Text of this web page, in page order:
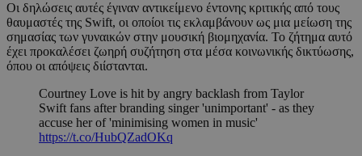
Οι δηλώσεις αυτές έγιναν αντικείμενο έντονης κριτικής από τους
θαυμαστές της Swift, οι οποίοι τις εκλαμβάνουν ως μια μείωση της
σημασίας των γυναικών στην μουσική βιομηχανία. Το ζήτημα αυτό
έχει προκαλέσει ζωηρή συζήτηση στα μέσα κοινωνικής δικτύωσης,
όπου οι απόψεις διίστανται.
Courtney Love is hit by angry backlash from Taylor
Swift fans after branding singer 'unimportant' - as they
accuse her of 'minimising women in music'
https://t.co/HubQZadOKq